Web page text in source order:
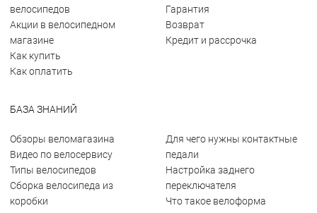
велосипедов
Акции в велосипедном
магазине
Как купить
Как оплатить
Гарантия
Возврат
Кредит и рассрочка
БАЗА ЗНАНИЙ
Обзоры веломагазина
Видео по велосервису
Типы велосипедов
Сборка велосипеда из
коробки
Для чего нужны контактные
педали
Настройка заднего
переключателя
Что такое велоформа